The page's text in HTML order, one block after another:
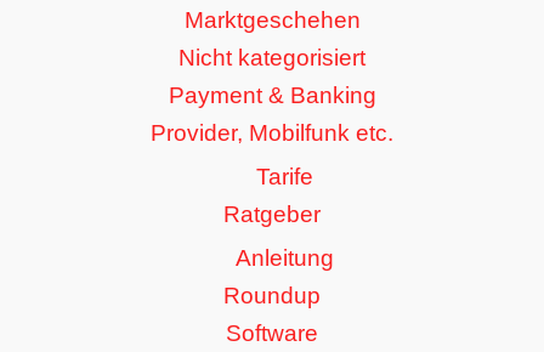
Marktgeschehen
Nicht kategorisiert
Payment & Banking
Provider, Mobilfunk etc.
Tarife
Ratgeber
Anleitung
Roundup
Software